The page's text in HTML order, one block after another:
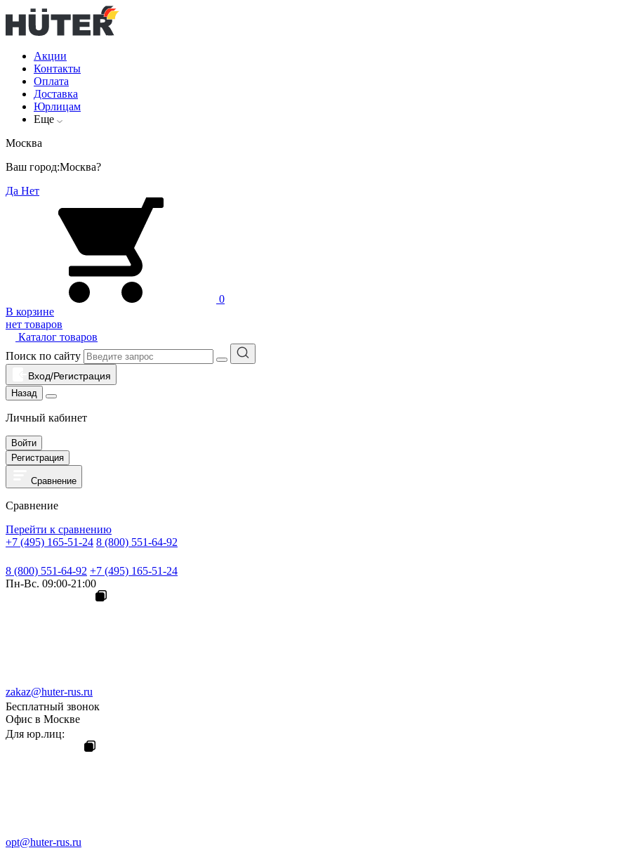
Акции
Контакты
Оплата
Доставка
Юрлицам
Еще
Москва
Ваш город:Москва?
Да Нет
0
В корзине
нет товаров
Каталог товаров
Поиск по сайту
Вход/Регистрация
Назад
Личный кабинет
Войти
Регистрация
Сравнение
Сравнение
Перейти к сравнению
+7 (495) 165-51-24 8 (800) 551-64-92
8 (800) 551-64-92 +7 (495) 165-51-24
Пн-Вс. 09:00-21:00
zakaz@huter-rus.ru
Бесплатный звонок
Офис в Москве
Для юр.лиц:
opt@huter-rus.ru